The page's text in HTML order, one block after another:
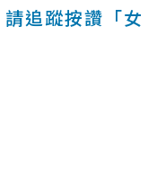
追蹤按讚「女